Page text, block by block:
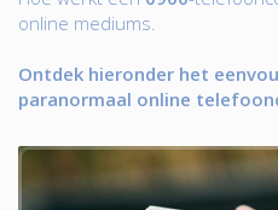
online mediums.
Ontdek hieronder het
paranormaal online